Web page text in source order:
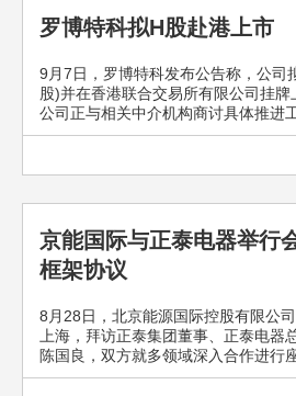
罗博特科拟H股赴港上市
9月7日，罗博特科发布公告称，公司
股)并在香港联合交易所有限公司挂牌
公司正与相关中介机构商讨具体推进
京能国际与正泰电器举行
框架协议
8月28日，北京能源国际控股有限公
上海，拜访正泰集团董事、正泰电器
陈国良，双方就多领域深入合作进行